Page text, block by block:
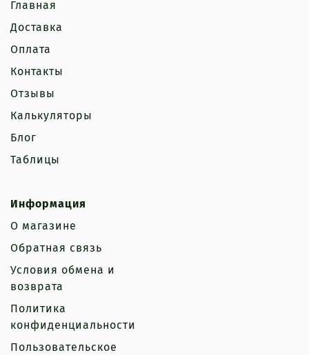
Главная
Доставка
Оплата
Контакты
Отзывы
Калькуляторы
Блог
Таблицы
Информация
О магазине
Обратная связь
Условия обмена и
возврата
Политика
конфиденциальности
Пользовательское